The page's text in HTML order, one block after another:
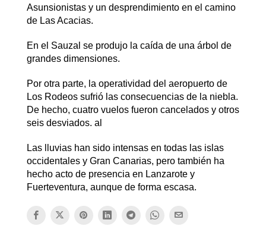
Asunsionistas y un desprendimiento en el camino
de Las Acacias.
En el Sauzal se produjo la caída de una árbol de
grandes dimensiones.
Por otra parte, la operatividad del aeropuerto de
Los Rodeos sufrió las consecuencias de la niebla.
De hecho, cuatro vuelos fueron cancelados y otros
seis desviados. al
Las lluvias han sido intensas en todas las islas
occidentales y Gran Canarias, pero también ha
hecho acto de presencia en Lanzarote y
Fuerteventura, aunque de forma escasa.